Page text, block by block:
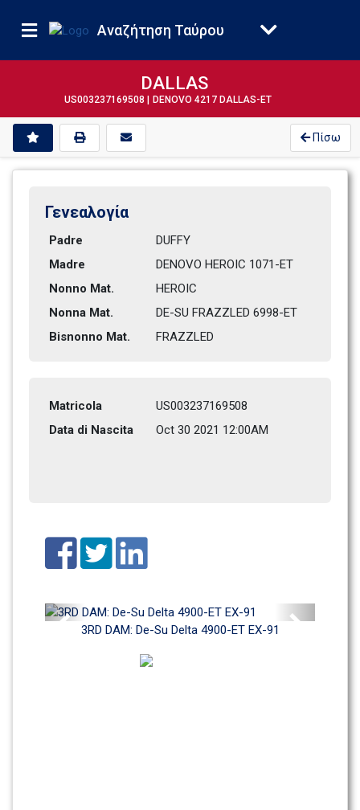
Αναζήτηση Ταύρου
DALLAS
US003237169508 | DENOVO 4217 DALLAS-ET
Πίσω
Γενεαλογία
Padre
DUFFY
Madre
DENOVO HEROIC 1071-ET
Nonno Mat.
HEROIC
Nonna Mat.
DE-SU FRAZZLED 6998-ET
Bisnonno Mat.
FRAZZLED
Matricola
US003237169508
Data di Nascita
Oct 30 2021 12:00AM
3RD DAM: De-Su Delta 4900-ET EX-91
Previous